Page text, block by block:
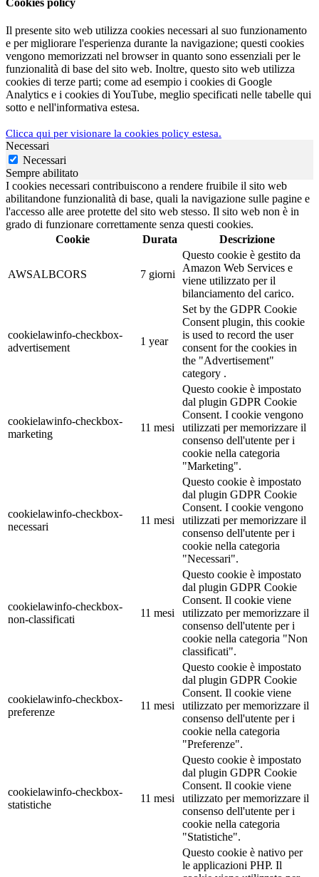
Cookies policy
Il presente sito web utilizza cookies necessari al suo funzionamento
e per migliorare l'esperienza durante la navigazione; questi cookies
vengono memorizzati nel browser in quanto sono essenziali per le
funzionalità di base del sito web. Inoltre, questo sito web utilizza
cookies di terze parti; come ad esempio i cookies di Google
Analytics e i cookies di YouTube, meglio specificati nelle tabelle qui
sotto e nell'informativa estesa.
Clicca qui per visionare la cookies policy estesa.
Necessari
Necessari
Sempre abilitato
I cookies necessari contribuiscono a rendere fruibile il sito web
abilitandone funzionalità di base, quali la navigazione sulle pagine e
l'accesso alle aree protette del sito web stesso. Il sito web non è in
grado di funzionare correttamente senza questi cookies.
Cookie
Durata Descrizione
AWSALBCORS 7 giorni
Questo cookie è gestito da
Amazon Web Services e
viene utilizzato per il
bilanciamento del carico.
cookielawinfo-checkbox-
advertisement
1 year
Set by the GDPR Cookie
Consent plugin, this cookie
is used to record the user
consent for the cookies in
the "Advertisement"
category .
cookielawinfo-checkbox-
marketing
11 mesi
Questo cookie è impostato
dal plugin GDPR Cookie
Consent. I cookie vengono
utilizzati per memorizzare il
consenso dell'utente per i
cookie nella categoria
"Marketing".
cookielawinfo-checkbox-
necessari
11 mesi
Questo cookie è impostato
dal plugin GDPR Cookie
Consent. I cookie vengono
utilizzati per memorizzare il
consenso dell'utente per i
cookie nella categoria
"Necessari".
cookielawinfo-checkbox-
non-classificati
11 mesi
Questo cookie è impostato
dal plugin GDPR Cookie
Consent. Il cookie viene
utilizzato per memorizzare il
consenso dell'utente per i
cookie nella categoria "Non
classificati".
cookielawinfo-checkbox-
preferenze
11 mesi
Questo cookie è impostato
dal plugin GDPR Cookie
Consent. Il cookie viene
utilizzato per memorizzare il
consenso dell'utente per i
cookie nella categoria
"Preferenze".
cookielawinfo-checkbox-
statistiche
11 mesi
Questo cookie è impostato
dal plugin GDPR Cookie
Consent. Il cookie viene
utilizzato per memorizzare il
consenso dell'utente per i
cookie nella categoria
"Statistiche".
Questo cookie è nativo per
le applicazioni PHP. Il